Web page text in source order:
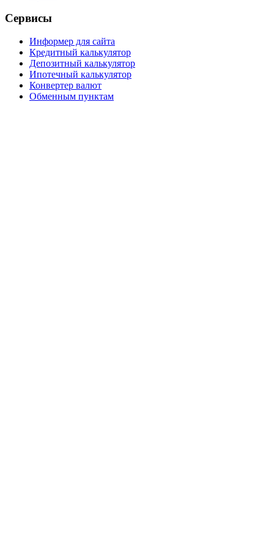
Сервисы
Информер для сайта
Кредитный калькулятор
Депозитный калькулятор
Ипотечный калькулятор
Конвертер валют
Обменным пунктам